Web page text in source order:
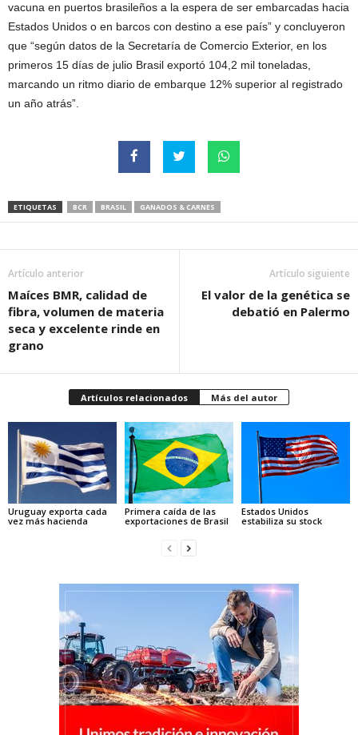
vacuna en puertos brasileños a la espera de ser embarcadas hacia
Estados Unidos o en barcos con destino a ese país” y concluyeron
que “según datos de la Secretaría de Comercio Exterior, en los
primeros 15 días de julio Brasil exportó 104,2 mil toneladas,
marcando un ritmo diario de embarque 12% superior al registrado
un año atrás”.
ETIQUETAS BCR BRASIL GANADOS & CARNES
Artículo anterior
Maíces BMR, calidad de
fibra, volumen de materia
seca y excelente rinde en
grano
Artículo siguiente
El valor de la genética se
debatió en Palermo
Artículos relacionados Más del autor
Uruguay exporta cada
vez más hacienda
Primera caída de las
exportaciones de Brasil
Estados Unidos
estabiliza su stock